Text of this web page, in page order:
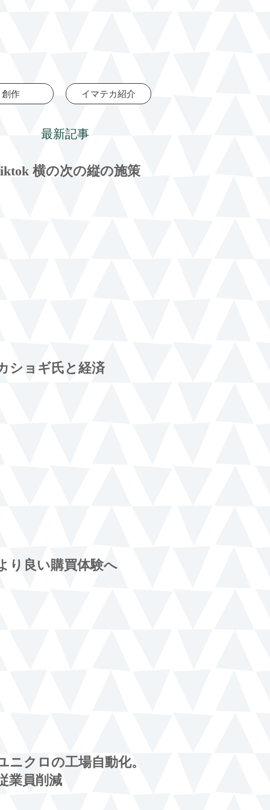
創作 イマテカ紹介
最新記事
横の次の縦の施策
ショギ氏と経済
り良い購買体験へ
ニクロの工場自動化。
業員削減